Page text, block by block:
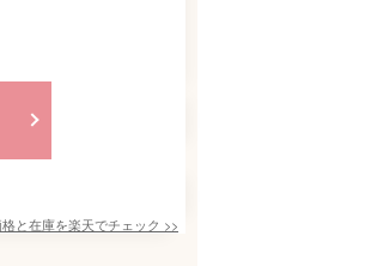
と在庫を楽天でチェック >>